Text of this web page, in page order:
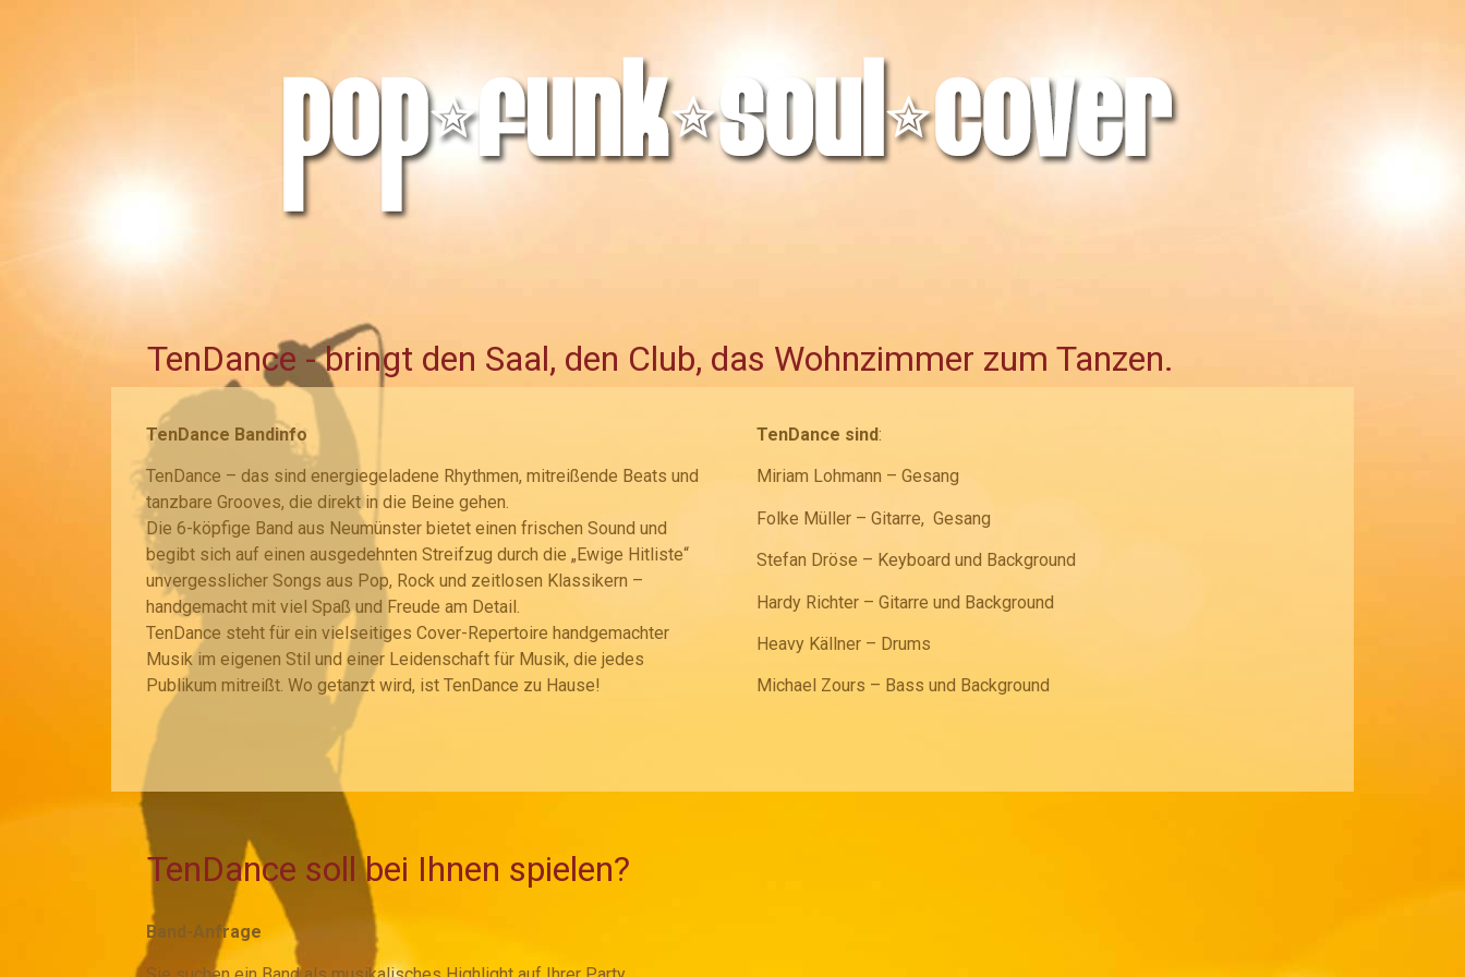
TenDance - bringt den Saal, den Club, das Wohnzimmer zum Tanzen.
TenDance Bandinfo
TenDance – das sind energiegeladene Rhythmen, mitreißende Beats und
tanzbare Grooves, die direkt in die Beine gehen.
Die 6-köpfige Band aus Neumünster bietet einen frischen Sound und
begibt sich auf einen ausgedehnten Streifzug durch die „Ewige Hitliste“
unvergesslicher Songs aus Pop, Rock und zeitlosen Klassikern –
handgemacht mit viel Spaß und Freude am Detail.
TenDance steht für ein vielseitiges Cover-Repertoire handgemachter
Musik im eigenen Stil und einer Leidenschaft für Musik, die jedes
Publikum mitreißt. Wo getanzt wird, ist TenDance zu Hause!
TenDance sind:
Miriam Lohmann – Gesang
Folke Müller – Gitarre, Gesang
Stefan Dröse – Keyboard und Background
Hardy Richter – Gitarre und Background
Heavy Källner – Drums
Michael Zours – Bass und Background
TenDance soll bei Ihnen spielen?
Band-Anfrage